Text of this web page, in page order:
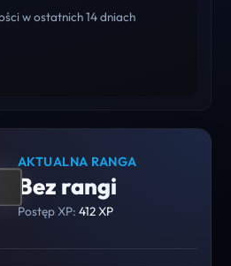
w ostatnich 14 dniach
AKTUALNA RANGA
Bez rangi
Postęp XP: 412 XP